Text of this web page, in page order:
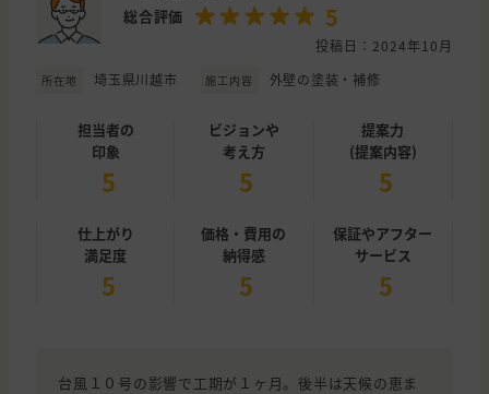
総合評価
5
投稿日：2024年10月
所在地 埼玉県川越市 施工内容 外壁の塗装・補修
担当者の
印象
5
ビジョンや
考え方
5
提案力
(提案内容)
5
仕上がり
満足度
5
価格・費用の
納得感
5
保証やアフター
サービス
5
台風１０号の影響で工期が１ヶ月。後半は天候の恵ま